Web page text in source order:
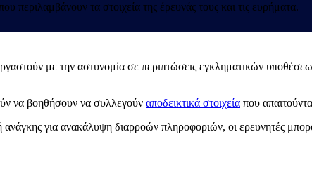
περιλαμβάνουν τα στοιχεία της έρευνάς τους και τις ευρήματα.
με την αστυνομία σε περιπτώσεις εγκληματικών
να βοηθήσουν να συλλεγούν αποδεικτικά στοιχεία που
ανάγκης για ανακάλυψη διαρροών πληροφοριών, οι ερευνητές